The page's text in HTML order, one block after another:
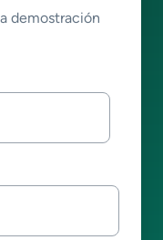
demostración